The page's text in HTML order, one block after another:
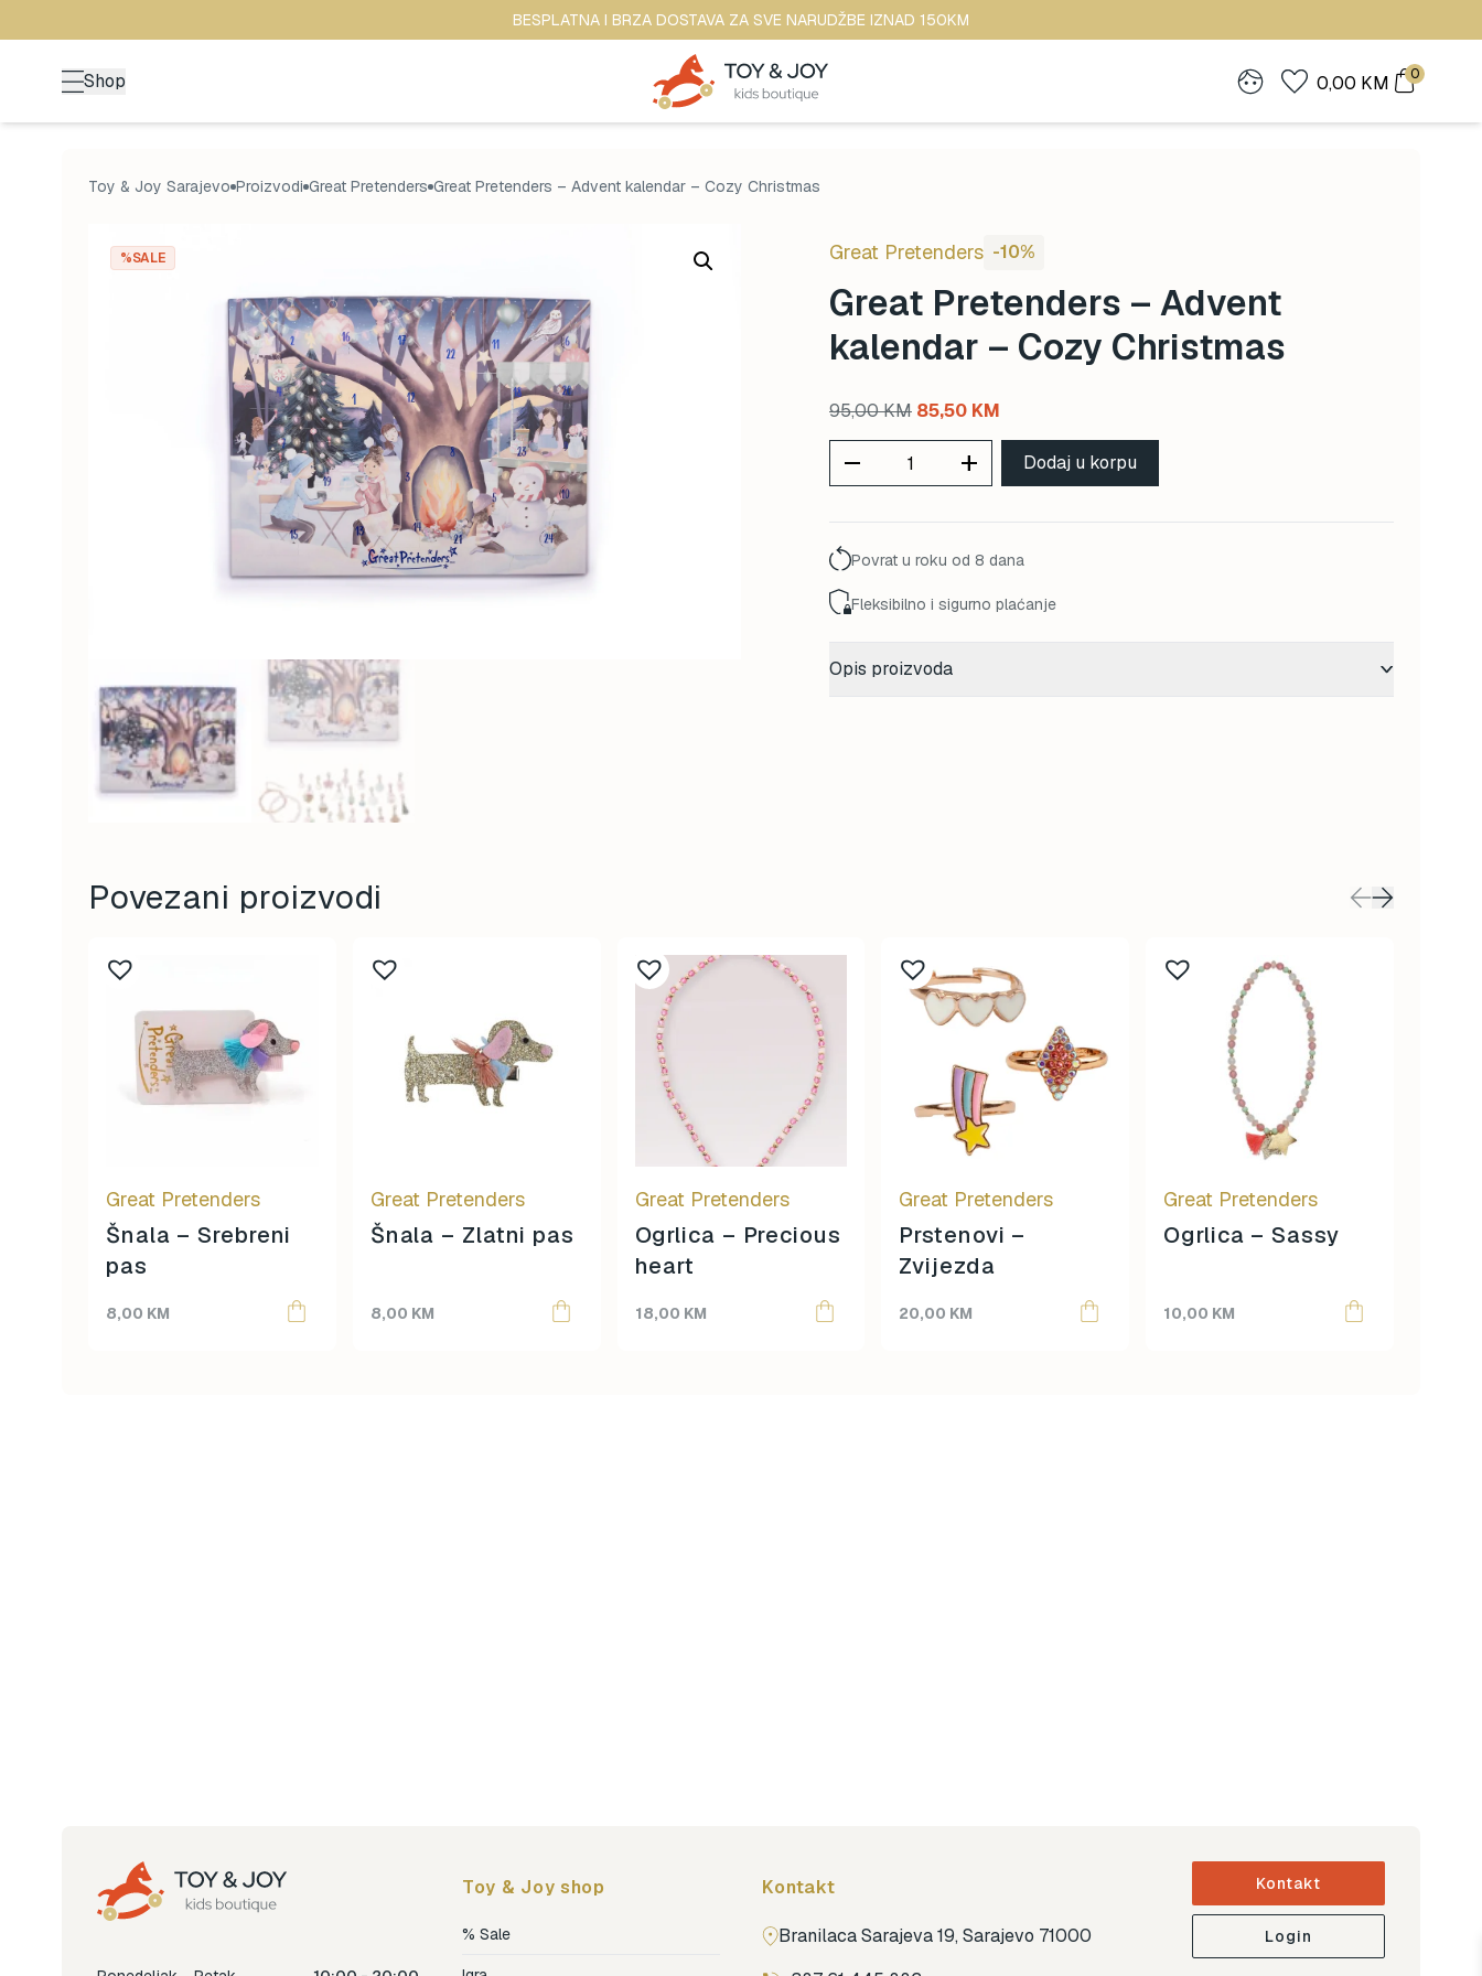
BESPLATNA I BRZA DOSTAVA ZA SVE NARUDŽBE IZNAD 150KM
Shop 0,00 KM 0
Toy & Joy Sarajevo Proizvodi Great Pretenders Great Pretenders – Advent kalendar – Cozy Christmas
%SALE Great Pretenders -10%
Great Pretenders – Advent
kalendar – Cozy Christmas
95,00KM Original
price
85,50 KM
price
remove add Dodaj u korpu
Povrat u roku od 8 dana
Fleksibilno i sigurno plaćanje
Opis proizvoda
Povezani proizvodi
Great Pretenders
Šnala – Srebreni
pas
8,00 KM
Great Pretenders
Šnala – Zlatni pas
8,00 KM
Great Pretenders
Ogrlica – Precious
heart
18,00 KM
Great Pretenders
Prstenovi –
Zvijezda
20,00 KM
Great Pretenders
Ogrlica – Sassy
10,00 KM
Toy & Joy shop
% Sale
Kontakt
Branilaca Sarajeva 19, Sarajevo 71000
Kontakt
Login